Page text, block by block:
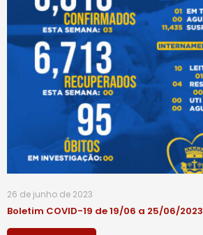
26 de junho de 2023
Boletim COVID-19 de 19/06 a 25/06/2023